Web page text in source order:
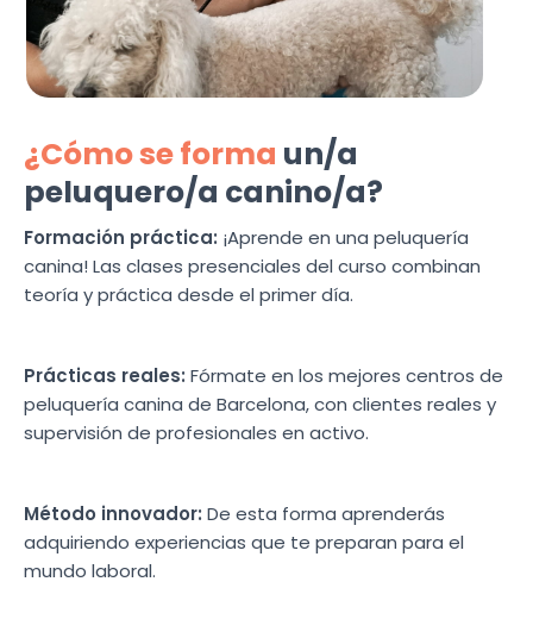
¿Cómo se forma un/a
peluquero/a canino/a?
Formación práctica: ¡Aprende en una peluquería
canina! Las clases presenciales del curso combinan
teoría y práctica desde el primer día.
Prácticas reales: Fórmate en los mejores centros de
peluquería canina de Barcelona, con clientes reales y
supervisión de profesionales en activo.
Método innovador: De esta forma aprenderás
adquiriendo experiencias que te preparan para el
mundo laboral.